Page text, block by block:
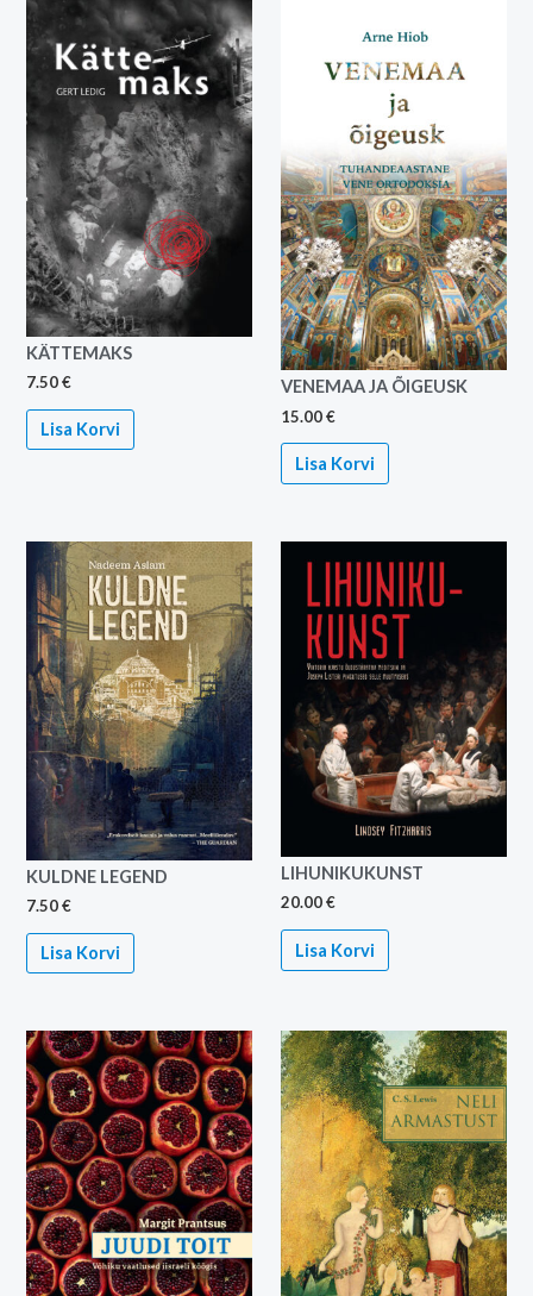
KÄTTEMAKS
7.50€
Lisa Korvi
VENEMAA JA ÕIGEUSK
15.00€
Lisa Korvi
KULDNE LEGEND
7.50€
Lisa Korvi
LIHUNIKUKUNST
20.00€
Lisa Korvi